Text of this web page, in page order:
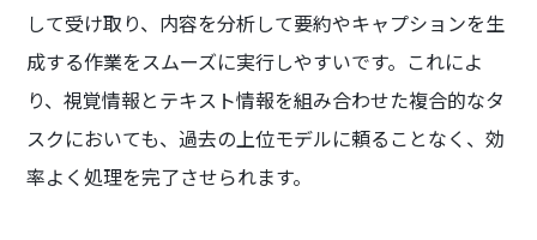
して受け取り、内容を分析して要約やキャプションを生
成する作業をスムーズに実行しやすいです。これによ
り、視覚情報とテキスト情報を組み合わせた複合的なタ
スクにおいても、過去の上位モデルに頼ることなく、効
率よく処理を完了させられます。